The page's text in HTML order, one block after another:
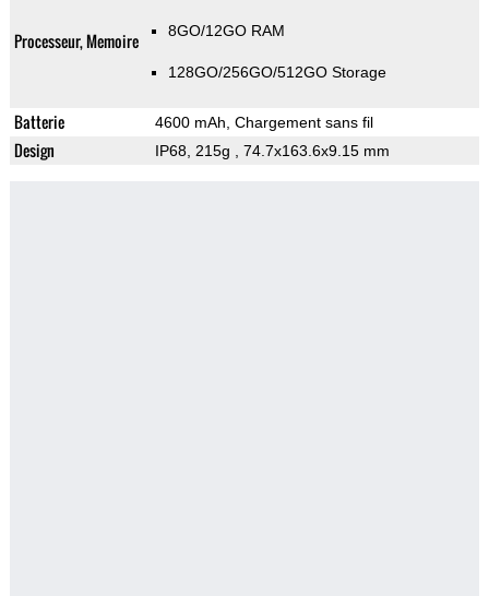
Processeur, Memoire 8GO/12GO RAM
128GO/256GO/512GO Storage
Batterie 4600 mAh, Chargement sans fil
Design IP68, 215g , 74.7x163.6x9.15 mm